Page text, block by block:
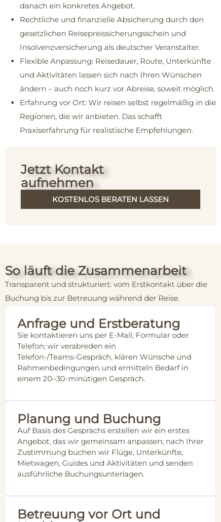
danach ein konkretes Angebot.
Rechtliche und finanzielle Absicherung durch den
gesetzlichen Reisepreissicherungsschein und
Insolvenzversicherung als deutscher Veranstalter.
Flexible Anpassung: Reisedauer, Route, Unterkünfte
und Aktivitäten lassen sich nach Ihren Wünschen
ändern – auch noch kurz vor Abreise, soweit möglich.
Erfahrung vor Ort: Wir reisen selbst regelmäßig in die
Regionen, die wir anbieten. Das schafft
Praxiserfahrung für realistische Empfehlungen.
Jetzt Kontakt
aufnehmen
KOSTENLOS BERATEN LASSEN
So läuft die Zusammenarbeit
Transparent und strukturiert: vom Erstkontakt über die
Buchung bis zur Betreuung während der Reise.
Anfrage und Erstberatung
Sie kontaktieren uns per E‑Mail, Formular oder
Telefon; wir verabreden ein
Telefon-/Teams‑Gespräch, klären Wünsche und
Rahmenbedingungen und ermitteln Bedarf in
einem 20–30‑minütigen Gespräch.
Planung und Buchung
Auf Basis des Gesprächs erstellen wir ein erstes
Angebot, das wir gemeinsam anpassen; nach Ihrer
Zustimmung buchen wir Flüge, Unterkünfte,
Mietwagen, Guides und Aktivitäten und senden
ausführliche Buchungsunterlagen.
Betreuung vor Ort und